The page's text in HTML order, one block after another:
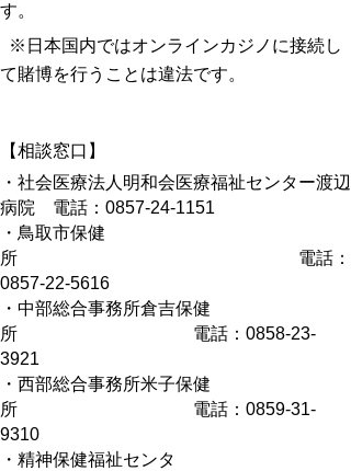
す。
※日本国内ではオンラインカジノに接続し
て賭博を行うことは違法です。
【相談窓口】
・社会医療法人明和会医療福祉センター渡辺
病院 電話：0857-24-1151
・鳥取市保健
所 電話：
0857-22-5616
・中部総合事務所倉吉保健
所 電話：0858-23-
3921
・西部総合事務所米子保健
所 電話：0859-31-
9310
・精神保健福祉センタ